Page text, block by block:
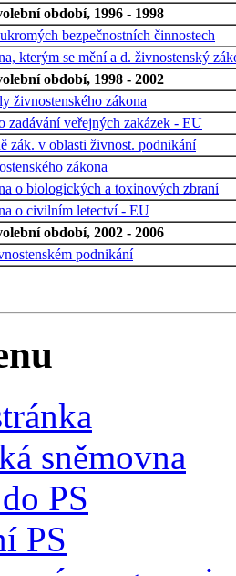
období, 1996 - 1998
bezpečnostních činnostech
kterým se mění a d. živnostenský
období, 1998 - 2002
živnostenského zákona
zadávání veřejných zakázek - EU
zák. v oblasti živnost. podnikání
zákona
o biologických a toxinových zbraní
o civilním letectví - EU
období, 2002 - 2006
podnikání
sněmovna
PS
PS